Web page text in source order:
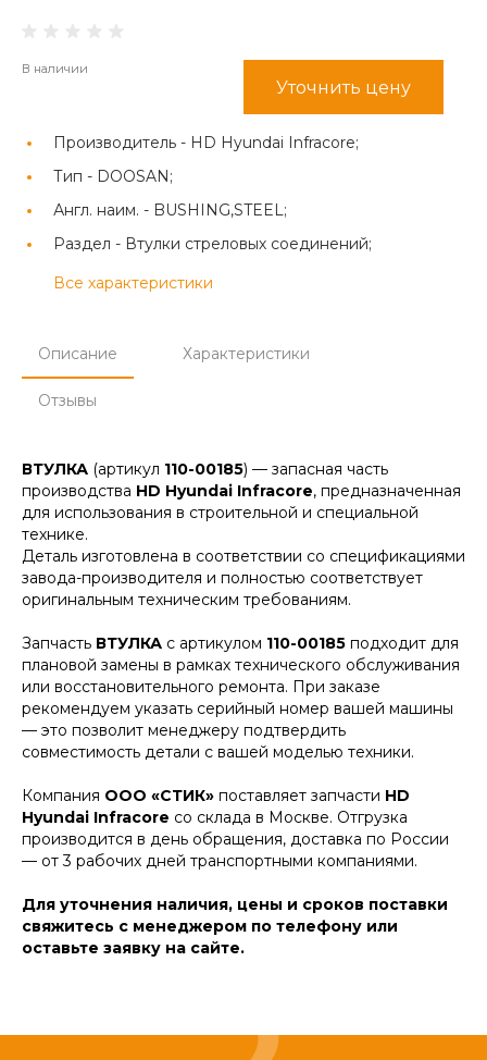
В наличии
Уточнить цену
Производитель - HD Hyundai Infracore;
Тип - DOOSAN;
Англ. наим. - BUSHING,STEEL;
Раздел - Втулки стреловых соединений;
Все характеристики
Описание Характеристики
Отзывы
ВТУЛКА (артикул 110-00185) — запасная часть
производства HD Hyundai Infracore, предназначенная
для использования в строительной и специальной
технике.
Деталь изготовлена в соответствии со спецификациями
завода-производителя и полностью соответствует
оригинальным техническим требованиям.
Запчасть ВТУЛКА с артикулом 110-00185 подходит для
плановой замены в рамках технического обслуживания
или восстановительного ремонта. При заказе
рекомендуем указать серийный номер вашей машины
— это позволит менеджеру подтвердить
совместимость детали с вашей моделью техники.
Компания ООО «СТИК» поставляет запчасти HD
Hyundai Infracore со склада в Москве. Отгрузка
производится в день обращения, доставка по России
— от 3 рабочих дней транспортными компаниями.
Для уточнения наличия, цены и сроков поставки
свяжитесь с менеджером по телефону или
оставьте заявку на сайте.